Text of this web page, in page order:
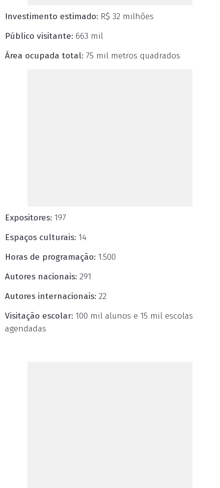
Investimento estimado: R$ 32 milhões
Público visitante: 663 mil
Área ocupada total: 75 mil metros quadrados
Expositores: 197
Espaços culturais: 14
Horas de programação: 1.500
Autores nacionais: 291
Autores internacionais: 22
Visitação escolar: 100 mil alunos e 15 mil escolas
agendadas